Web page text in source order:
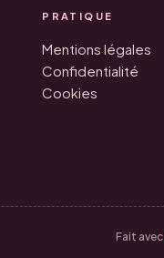
PRATIQUE
Mentions légales
Confidentialité
Cookies
Fait avec